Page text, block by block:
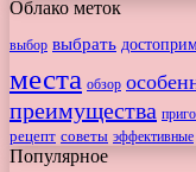
Облако меток
выбор выбрать
места обзор
преимущества
рецепт советы эффективные
Популярное